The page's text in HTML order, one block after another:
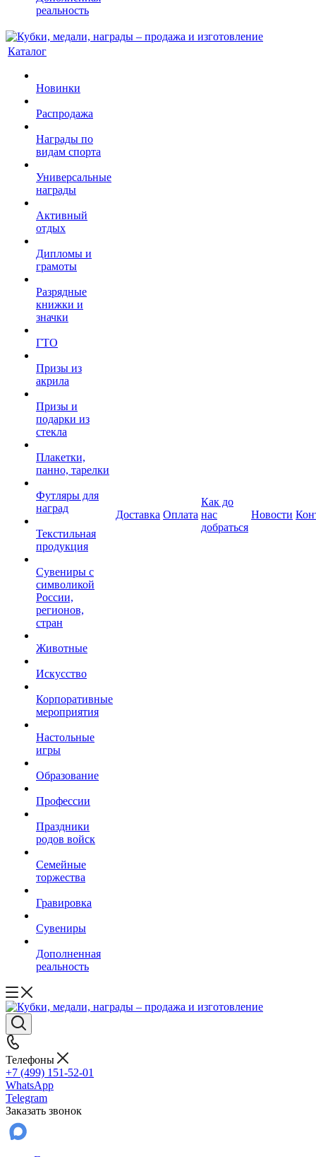
реальность
Каталог
Новинки
Распродажа
Награды по
видам спорта
Универсальные
награды
Активный
отдых
Дипломы и
грамоты
Разрядные
книжки и
значки
ГТО
Призы из
акрила
Призы и
подарки из
стекла
Плакетки,
панно, тарелки
Футляры для
наград
Текстильная
продукция
Сувениры с
символикой
России,
регионов,
стран
Животные
Искусство
Корпоративные
мероприятия
Настольные
игры
Образование
Профессии
Праздники
родов войск
Семейные
торжества
Гравировка
Сувениры
Дополненная
реальность
Доставка Оплата
Как до
нас
добраться
Новости
Телефоны
+7 (499) 151-52-01
WhatsApp
Telegram
Заказать звонок